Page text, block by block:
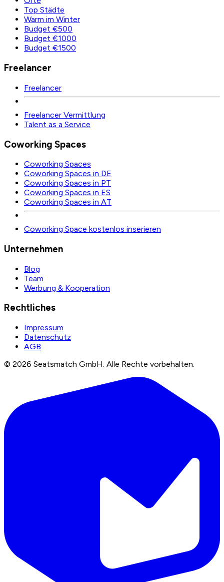
Top Städte
Warm im Winter
Budget €500
Budget €1000
Budget €1500
Freelancer
Freelancer
Freelancer Vermittlung
Talent as a Service
Coworking Spaces
Coworking Spaces
Coworking Spaces in DE
Coworking Spaces in PT
Coworking Spaces in ES
Coworking Spaces in AT
Coworking Space kostenlos inserieren
Unternehmen
Blog
Team
Werbung & Kooperation
Rechtliches
Impressum
Datenschutz
AGB
© 2026 Seatsmatch GmbH. Alle Rechte vorbehalten.